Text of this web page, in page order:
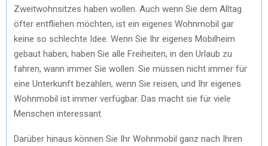
Zweitwohnsitzes haben wollen. Auch wenn Sie dem Alltag
öfter entfliehen möchten, ist ein eigenes Wohnmobil gar
keine so schlechte Idee. Wenn Sie Ihr eigenes Mobilheim
gebaut haben, haben Sie alle Freiheiten, in den Urlaub zu
fahren, wann immer Sie wollen. Sie müssen nicht immer für
eine Unterkunft bezahlen, wenn Sie reisen, und Ihr eigenes
Wohnmobil ist immer verfügbar. Das macht sie für viele
Menschen interessant.
Darüber hinaus können Sie Ihr Wohnmobil ganz nach Ihren